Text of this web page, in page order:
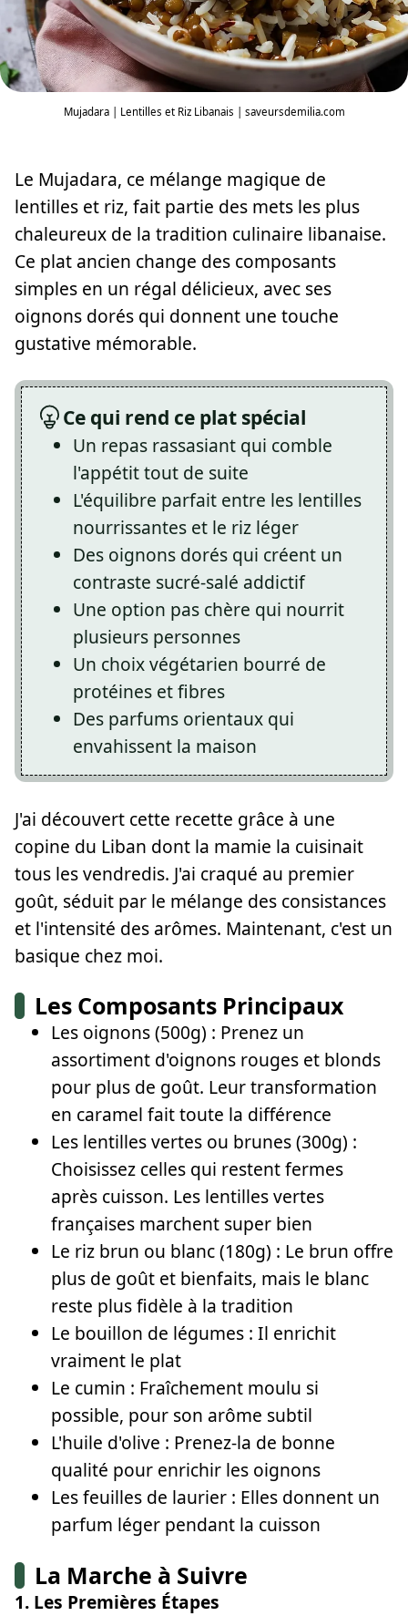
Mujadara | Lentilles et Riz Libanais | saveursdemilia.com
Le Mujadara, ce mélange magique de
lentilles et riz, fait partie des mets les plus
chaleureux de la tradition culinaire libanaise.
Ce plat ancien change des composants
simples en un régal délicieux, avec ses
oignons dorés qui donnent une touche
gustative mémorable.
Ce qui rend ce plat spécial
Un repas rassasiant qui comble
l'appétit tout de suite
L'équilibre parfait entre les lentilles
nourrissantes et le riz léger
Des oignons dorés qui créent un
contraste sucré-salé addictif
Une option pas chère qui nourrit
plusieurs personnes
Un choix végétarien bourré de
protéines et fibres
Des parfums orientaux qui
envahissent la maison
J'ai découvert cette recette grâce à une
copine du Liban dont la mamie la cuisinait
tous les vendredis. J'ai craqué au premier
goût, séduit par le mélange des consistances
et l'intensité des arômes. Maintenant, c'est un
basique chez moi.
Les Composants Principaux
Les oignons (500g) : Prenez un
assortiment d'oignons rouges et blonds
pour plus de goût. Leur transformation
en caramel fait toute la différence
Les lentilles vertes ou brunes (300g) :
Choisissez celles qui restent fermes
après cuisson. Les lentilles vertes
françaises marchent super bien
Le riz brun ou blanc (180g) : Le brun offre
plus de goût et bienfaits, mais le blanc
reste plus fidèle à la tradition
Le bouillon de légumes : Il enrichit
vraiment le plat
Le cumin : Fraîchement moulu si
possible, pour son arôme subtil
L'huile d'olive : Prenez-la de bonne
qualité pour enrichir les oignons
Les feuilles de laurier : Elles donnent un
parfum léger pendant la cuisson
La Marche à Suivre
1. Les Premières Étapes